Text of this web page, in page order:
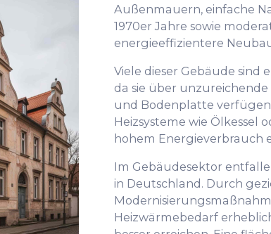
Außenmauern, einfache
1970er Jahre sowie
energieeffizientere
Viele dieser Gebäude sind
da sie über
und Bodenplatte
Heizsysteme wie Ölkessel
hohem Energieverbrauch
Im Gebäudesektor
in Deutschland. Durch
Heizwärmebedarf